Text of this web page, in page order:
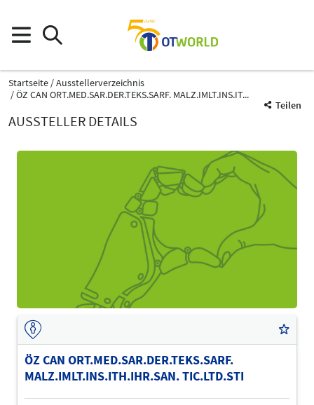
Startseite
Ausstellerverzeichnis
ÖZ CAN ORT.MED.SAR.DER.TEKS.SARF. MALZ.IMLT.INS.IT...
Teilen
AUSSTELLER DETAILS
ÖZ CAN ORT.MED.SAR.DER.TEKS.SARF.
MALZ.IMLT.INS.ITH.IHR.SAN. TIC.LTD.STI